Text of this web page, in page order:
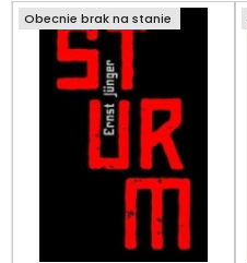
Obecnie brak na stanie